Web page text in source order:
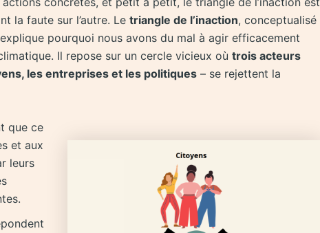
la faute sur l’autre. Le triangle de l’inaction, conceptualisé
pourquoi nous avons du mal à agir efficacement
Il repose sur un cercle vicieux où trois acteurs
les entreprises et les politiques – se rejettent la
que ce
et aux
leurs